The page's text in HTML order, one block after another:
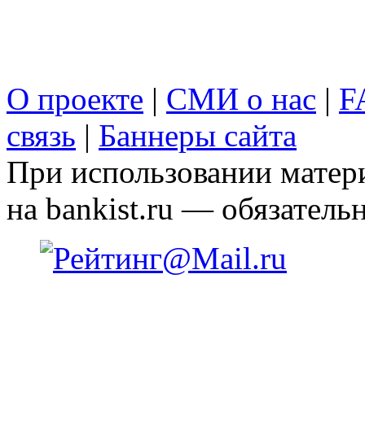
О проекте | СМИ о нас |
связь | Баннеры сайта
При использовании
на bankist.ru —